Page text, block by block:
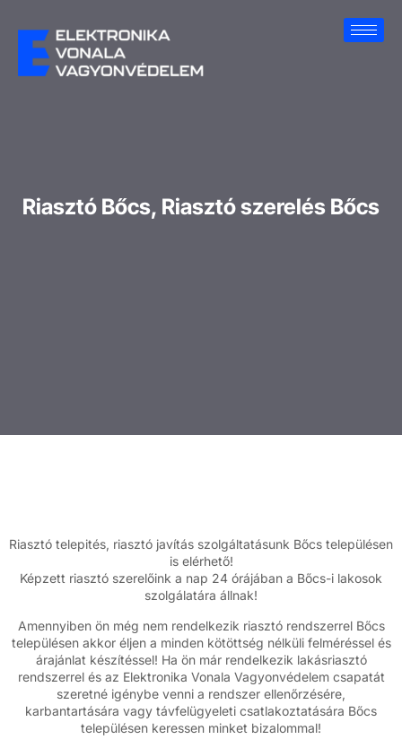
Riasztó Bőcs, Riasztó szerelés Bőcs
Riasztó telepités, riasztó javítás szolgáltatásunk Bőcs településen
is elérhető!
Képzett riasztó szerelőink a nap 24 órájában a Bőcs-i lakosok
szolgálatára állnak!
Amennyiben ön még nem rendelkezik riasztó rendszerrel Bőcs
településen akkor éljen a minden kötöttség nélküli felméréssel és
árajánlat készítéssel! Ha ön már rendelkezik lakásriasztó
rendszerrel és az Elektronika Vonala Vagyonvédelem csapatát
szeretné igénybe venni a rendszer ellenőrzésére,
karbantartására vagy távfelügyeleti csatlakoztatására Bőcs
településen keressen minket bizalommal!